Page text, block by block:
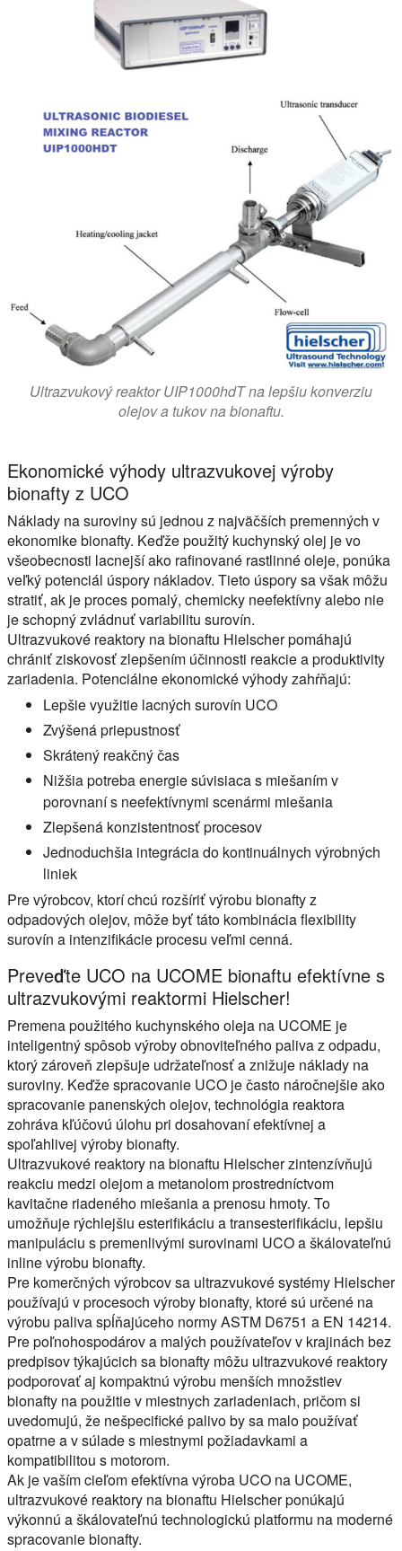
Ultrazvukový reaktor UIP1000hdT na lepšiu konverziu
olejov a tukov na bionaftu.
Ekonomické výhody ultrazvukovej výroby
bionafty z UCO
Náklady na suroviny sú jednou z najväčších premenných v
ekonomike bionafty. Keďže použitý kuchynský olej je vo
všeobecnosti lacnejší ako rafinované rastlinné oleje, ponúka
veľký potenciál úspory nákladov. Tieto úspory sa však môžu
stratiť, ak je proces pomalý, chemicky neefektívny alebo nie
je schopný zvládnuť variabilitu surovín.
Ultrazvukové reaktory na bionaftu Hielscher pomáhajú
chrániť ziskovosť zlepšením účinnosti reakcie a produktivity
zariadenia. Potenciálne ekonomické výhody zahŕňajú:
Lepšie využitie lacných surovín UCO
Zvýšená priepustnosť
Skrátený reakčný čas
Nižšia potreba energie súvisiaca s miešaním v
porovnaní s neefektívnymi scenármi miešania
Zlepšená konzistentnosť procesov
Jednoduchšia integrácia do kontinuálnych výrobných
liniek
Pre výrobcov, ktorí chcú rozšíriť výrobu bionafty z
odpadových olejov, môže byť táto kombinácia flexibility
surovín a intenzifikácie procesu veľmi cenná.
Preveďte UCO na UCOME bionaftu efektívne s
ultrazvukovými reaktormi Hielscher!
Premena použitého kuchynského oleja na UCOME je
inteligentný spôsob výroby obnoviteľného paliva z odpadu,
ktorý zároveň zlepšuje udržateľnosť a znižuje náklady na
suroviny. Keďže spracovanie UCO je často náročnejšie ako
spracovanie panenských olejov, technológia reaktora
zohráva kľúčovú úlohu pri dosahovaní efektívnej a
spoľahlivej výroby bionafty.
Ultrazvukové reaktory na bionaftu Hielscher zintenzívňujú
reakciu medzi olejom a metanolom prostredníctvom
kavitačne riadeného miešania a prenosu hmoty. To
umožňuje rýchlejšiu esterifikáciu a transesterifikáciu, lepšiu
manipuláciu s premenlivými surovinami UCO a škálovateľnú
inline výrobu bionafty.
Pre komerčných výrobcov sa ultrazvukové systémy Hielscher
používajú v procesoch výroby bionafty, ktoré sú určené na
výrobu paliva spĺňajúceho normy ASTM D6751 a EN 14214.
Pre poľnohospodárov a malých používateľov v krajinách bez
predpisov týkajúcich sa bionafty môžu ultrazvukové reaktory
podporovať aj kompaktnú výrobu menších množstiev
bionafty na použitie v miestnych zariadeniach, pričom si
uvedomujú, že nešpecifické palivo by sa malo používať
opatrne a v súlade s miestnymi požiadavkami a
kompatibilitou s motorom.
Ak je vaším cieľom efektívna výroba UCO na UCOME,
ultrazvukové reaktory na bionaftu Hielscher ponúkajú
výkonnú a škálovateľnú technologickú platformu na moderné
spracovanie bionafty.